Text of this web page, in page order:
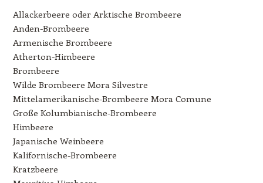
Allackerbeere oder Arktische Brombeere
Anden-Brombeere
Armenische Brombeere
Atherton-Himbeere
Brombeere
Wilde Brombeere Mora Silvestre
Mittelamerikanische-Brombeere Mora Comune
Große Kolumbianische-Brombeere
Himbeere
Japanische Weinbeere
Kalifornische-Brombeere
Kratzbeere